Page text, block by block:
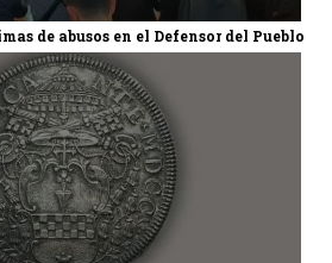
de abusos en el Defensor del Pueblo